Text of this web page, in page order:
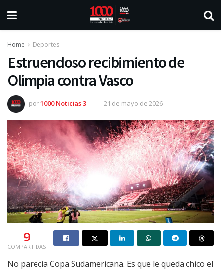
Home Deportes
Estruendoso recibimiento de
Olimpia contra Vasco
por1000 Noticias 3 21 de mayo de 2026
9
COMPARTIDAS
No parecía Copa Sudamericana. Es que le queda chico el